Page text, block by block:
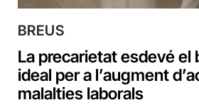
BREUS
La precarietat esdevé el
ideal per a l’augment
malalties laborals